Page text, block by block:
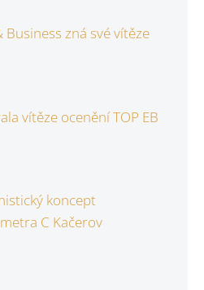
Business zná své vítěze
vítěze ocenění TOP EB
koncept
C Kačerov